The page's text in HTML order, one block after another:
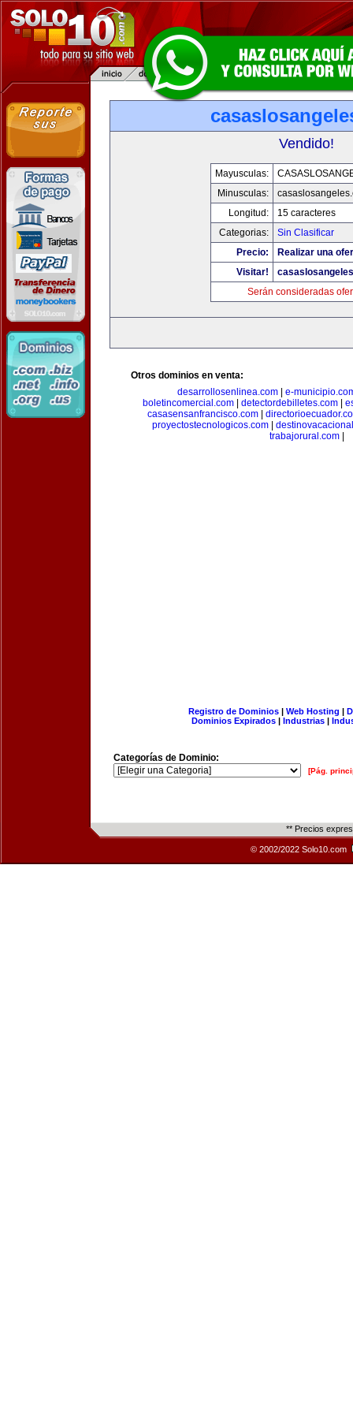
Vendido!
Mayusculas:
Minusculas:
Longitud:
15 caracteres
Categorias:
Sin Clasificar
Precio:
Realizar una
Visitar!
Serán consideradas
Otros dominios en venta:
desarrollosenlinea.com
e-
boletincomercial.com
detectordebilletes.com
casasensanfrancisco.com|
proyectostecnologicos.com|
trabajorural.com|
Registro de Dominios| Web Hosting |
Dominios Expirados | Industrias |
Categorías de Dominio:
[Pág.
** Precios
© 2002/2022 Solo10.com